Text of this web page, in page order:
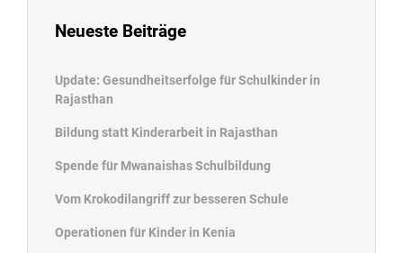
Neueste Beiträge
Update: Gesundheitserfolge für Schulkinder in
Rajasthan
Bildung statt Kinderarbeit in Rajasthan
Spende für Mwanaishas Schulbildung
Vom Krokodilangriff zur besseren Schule
Operationen für Kinder in Kenia